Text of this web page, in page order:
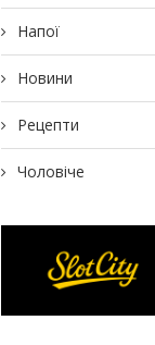
Напої
Новини
Рецепти
Чоловіче